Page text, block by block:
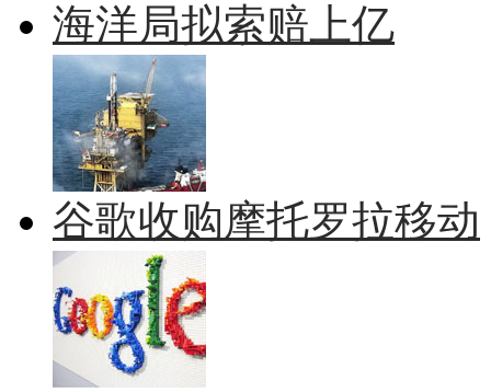
海洋局拟索赔上亿
谷歌收购摩托罗拉移动